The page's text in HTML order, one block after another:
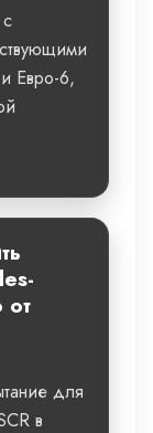
Евро-6,
от
для
в